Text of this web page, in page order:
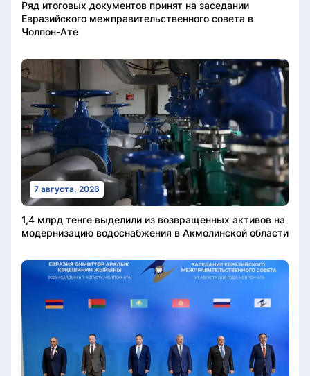
Ряд итоговых документов принят на заседании
Евразийского межправительственного совета в
Чолпон-Ате
7 августа, 2026
1,4 млрд тенге выделили из возвращенных активов на
модернизацию водоснабжения в Акмолинской области